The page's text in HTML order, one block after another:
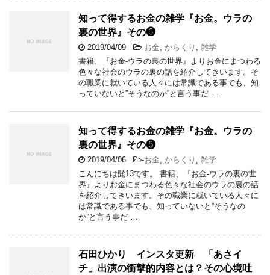
知って得するお金の雑学『お金。ウラの
裏の世界』その❻
2019/04/09 -お金 からくり
雑学
書籍、『お金-ウラの裏の世界』よりお金にまつわる
色々な社会のウラの裏の話を紹介してきいます。そ
の職業に就いている人々には常識である事でも、知
っていないと”そうなのか”と言う事だ …
知って得するお金の雑学『お金。ウラの
裏の世界』その❺
2019/04/06 -お金 からくり
雑学
こんにちは髭13です。 書籍、『お金-ウラの裏の世
界』よりお金にまつわる色々な社会のウラの裏の話
を紹介してきいます。その職業に就いている人々に
は常識である事でも、知っていないと”そうなの
か”と言う事だ …
石田ひかり インスタ更新 「あさイ
チ」出演の衝撃的内容とは？その心境吐